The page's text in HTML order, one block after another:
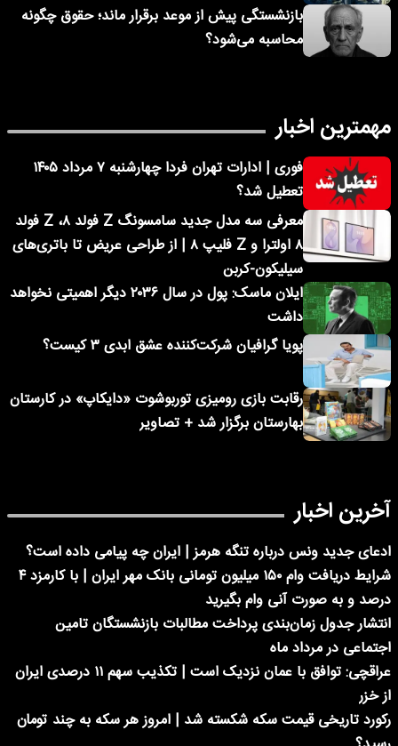
بازنشستگی پیش از موعد برقرار ماند؛ حقوق چگونه
محاسبه می‌شود؟
مهمترین اخبار
فوری | ادارات تهران فردا چهارشنبه ۷ مرداد ۱۴۰۵
تعطیل شد؟
معرفی سه مدل جدید سامسونگ Z فولد ۸، Z فولد
۸ اولترا و Z فلیپ ۸ | از طراحی عریض تا باتری‌های
سیلیکون-کربن
ایلان ماسک: پول در سال ۲۰۳۶ دیگر اهمیتی نخواهد
داشت
پویا گرافیان شرکت‌کننده عشق ابدی ۳ کیست؟
رقابت بازی رومیزی توربوشوت «دایکاپ» در کارستان
بهارستان برگزار شد + تصاویر
آخرین اخبار
ادعای جدید ونس درباره تنگه هرمز | ایران چه پیامی داده است؟
شرایط دریافت وام ۱۵۰ میلیون تومانی بانک مهر ایران | با کارمزد ۴
درصد و به صورت آنی وام بگیرید
انتشار جدول زمان‌بندی پرداخت مطالبات بازنشستگان تامین
اجتماعی در مرداد ماه
عراقچی: توافق با عمان نزدیک است | تکذیب سهم ۱۱ درصدی ایران
از خزر
رکورد تاریخی قیمت سکه شکسته شد | امروز هر سکه به چند تومان